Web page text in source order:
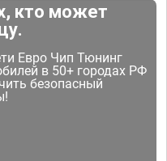
кто может
Евро Чип Тюнинг
в 50+ городах РФ
безопасный